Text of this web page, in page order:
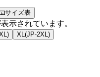
サイズ表
示されています。
) XL(JP-2XL)